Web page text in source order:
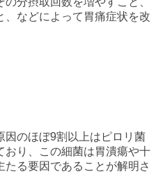
、などによって胃痛症状を改
因のほぼ9割以上はピロリ菌
おり、この細菌は胃潰瘍や十
る要因であることが解明さ